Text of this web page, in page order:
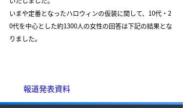
いまや定番となったハロウィンの仮装に関して、10代・2
0代を中心とした約1300人の女性の回答は下記の結果とな
りました。
報道発表資料